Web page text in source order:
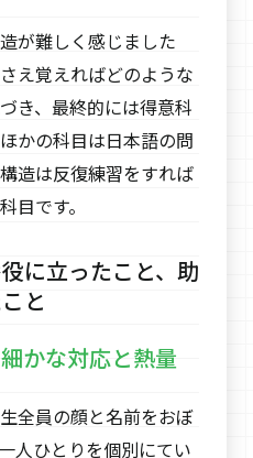
が難しく感じました
え覚えればどのような
き、最終的には得意科
かの科目は日本語の問
造は反復練習をすれば
目です。
に立ったこと、助
と
かな対応と熱量
全員の顔と名前をおぼ
人ひとりを個別にてい